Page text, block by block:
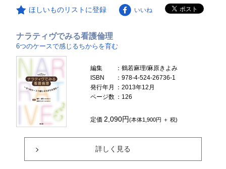
ほしいものリストに登録 いいね
ナラティヴでみる看護倫理
6つのケースで感じるちからを育む
編集
：鶴若麻理/麻原きよみ
ISBN
：978-4-524-26736-1
発行年月
：2013年12月
ページ数 ：126
定価2,090円(本体1,900円 ＋ 税)
詳しく見る